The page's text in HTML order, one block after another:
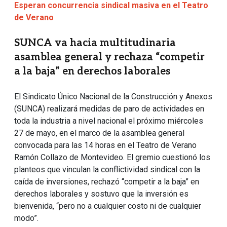
Esperan concurrencia sindical masiva en el Teatro
de Verano
SUNCA va hacia multitudinaria
asamblea general y rechaza “competir
a la baja” en derechos laborales
El Sindicato Único Nacional de la Construcción y Anexos
(SUNCA) realizará medidas de paro de actividades en
toda la industria a nivel nacional el próximo miércoles
27 de mayo, en el marco de la asamblea general
convocada para las 14 horas en el Teatro de Verano
Ramón Collazo de Montevideo. El gremio cuestionó los
planteos que vinculan la conflictividad sindical con la
caída de inversiones, rechazó “competir a la baja” en
derechos laborales y sostuvo que la inversión es
bienvenida, “pero no a cualquier costo ni de cualquier
modo”.